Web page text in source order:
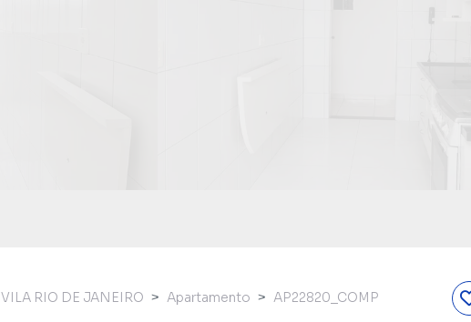
VILA RIO DE JANEIRO Apartamento AP22820_COMP